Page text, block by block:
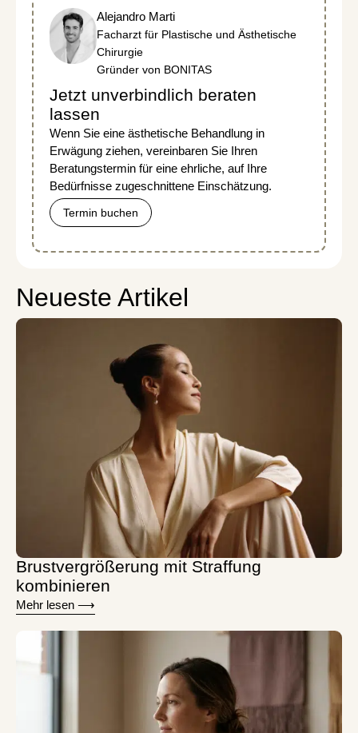
Alejandro Marti
Facharzt für Plastische und Ästhetische
Chirurgie
Gründer von BONITAS
Jetzt unverbindlich beraten
lassen
Wenn Sie eine ästhetische Behandlung in
Erwägung ziehen, vereinbaren Sie Ihren
Beratungstermin für eine ehrliche, auf Ihre
Bedürfnisse zugeschnittene Einschätzung.
Termin buchen
Neueste Artikel
Brustvergrößerung mit Straffung
kombinieren
Mehr lesen ⟶